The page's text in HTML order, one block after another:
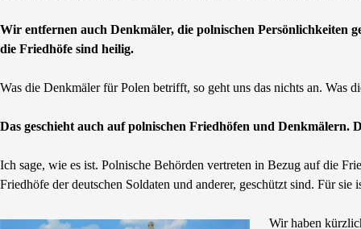
Wir entfernen auch Denkmäler, die polnischen Persönlichkeiten
die Friedhöfe sind heilig.
Was die Denkmäler für Polen betrifft, so geht uns das nichts an. Was
Das geschieht auch auf polnischen Friedhöfen und Denkmälern.
Ich sage, wie es ist. Polnische Behörden vertreten in Bezug auf die
Friedhöfe der deutschen Soldaten und anderer, geschützt sind. Für
Wir haben